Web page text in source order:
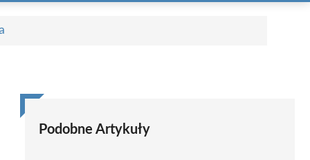
Podobne Artykuły